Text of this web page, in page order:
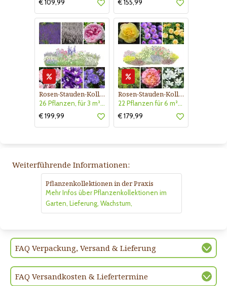
€ 109,99
€ 155,99
Rosen-Stauden-Kollektion Nr. 600
26 Pflanzen, für 3 m² Blumenbeet, duftend - öfterblühend
€ 199,99
Rosen-Stauden-Kollektion Nr. 605
22 Pflanzen für 6 m²Blumenbeet. Blühend März bis September
€ 179,99
Weiterführende Informationen:
Pflanzenkollektionen in der Praxis
Mehr Infos über Pflanzenkollektionen im
Garten, Lieferung, Wachstum,
FAQ Verpackung, Versand & Lieferung
FAQ Versandkosten & Liefertermine